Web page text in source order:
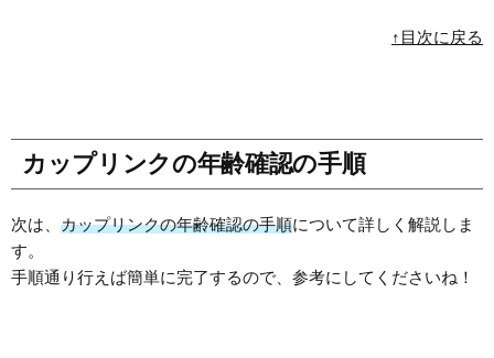
↑目次に戻る
カップリンクの年齢確認の手順
次は、 カップリンクの年齢確認の手順について詳しく解説しま
す。
手順通り行えば簡単に完了するので、参考にしてくださいね！